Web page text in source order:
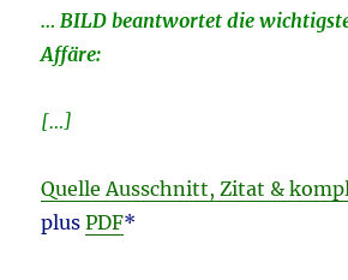
… BILD beantwortet die
Affäre:
[…]
Quelle Ausschnitt, Zitat &
plusPDF*